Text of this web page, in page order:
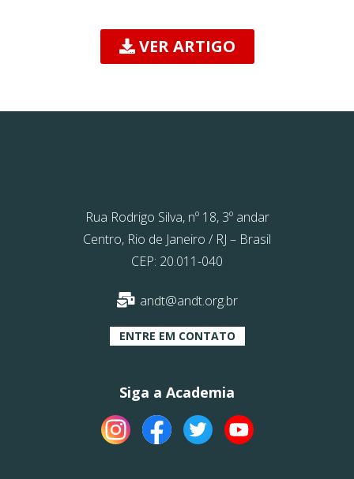
VER ARTIGO
Rua Rodrigo Silva, nº 18, 3º andar
Centro, Rio de Janeiro / RJ – Brasil
CEP: 20.011-040
andt@andt.org.br
ENTRE EM CONTATO
Siga a Academia